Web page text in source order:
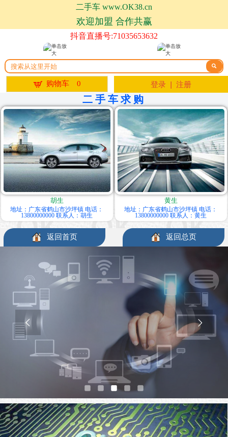
二手车 www.OK38.cn
欢迎加盟 合作共赢
抖音直播号:71035653632

 购物车 0 登录 | 注册
二手车求购
胡生
地址：广东省鹤山市沙坪镇 电话：
13800000000 联系人：胡生
黄生
地址：广东省鹤山市沙坪镇 电话：
13800000000 联系人：黄生
返回首页 返回总页
 